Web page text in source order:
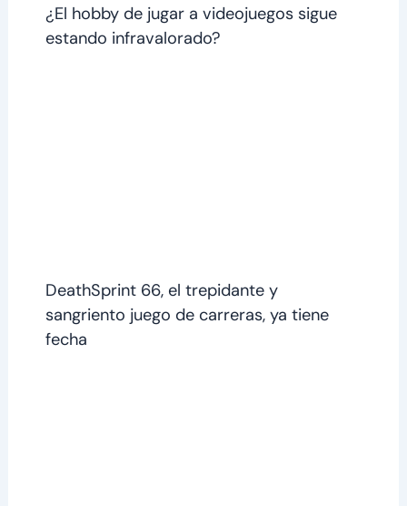
¿El hobby de jugar a videojuegos sigue
estando infravalorado?
DeathSprint 66, el trepidante y
sangriento juego de carreras, ya tiene
fecha